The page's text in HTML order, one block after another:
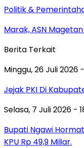
Politik &
Marak, ASN
Berita Terkait
Minggu, 26 Juli 2026
Jejak PKI Di
Selasa, 7 Juli 2026 -
Bupati Ngawi
KPU Rp 49,9 Miliar.